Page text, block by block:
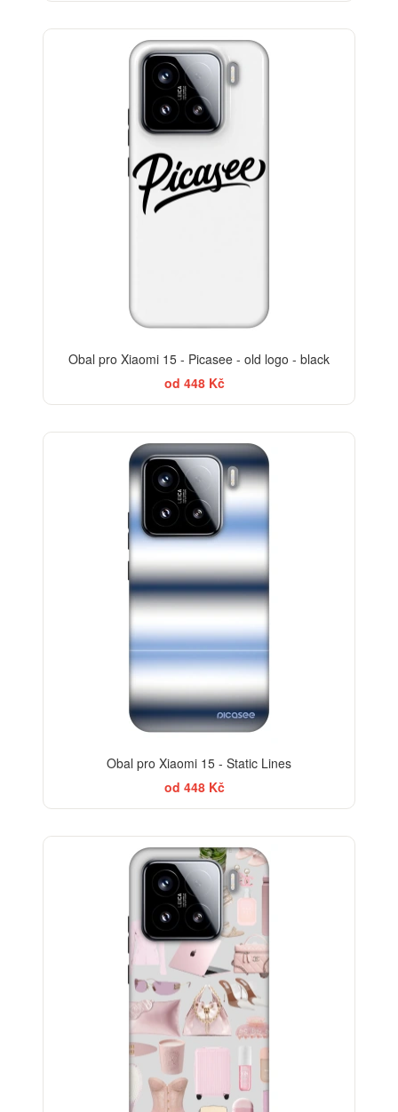
Obal pro Xiaomi 15 - Picasee - old logo - black
od 448 Kč
Obal pro Xiaomi 15 - Static Lines
od 448 Kč